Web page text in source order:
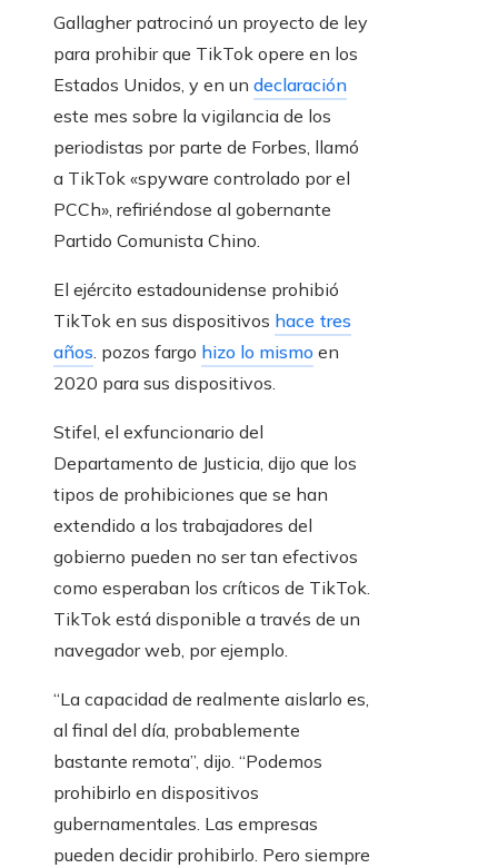
Gallagher patrocinó un proyecto de ley
para prohibir que TikTok opere en los
Estados Unidos, y en un declaración
este mes sobre la vigilancia de los
periodistas por parte de Forbes, llamó
a TikTok «spyware controlado por el
PCCh», refiriéndose al gobernante
Partido Comunista Chino.
El ejército estadounidense prohibió
TikTok en sus dispositivos hace tres
años. pozos fargo hizo lo mismo en
2020 para sus dispositivos.
Stifel, el exfuncionario del
Departamento de Justicia, dijo que los
tipos de prohibiciones que se han
extendido a los trabajadores del
gobierno pueden no ser tan efectivos
como esperaban los críticos de TikTok.
TikTok está disponible a través de un
navegador web, por ejemplo.
“La capacidad de realmente aislarlo es,
al final del día, probablemente
bastante remota”, dijo. “Podemos
prohibirlo en dispositivos
gubernamentales. Las empresas
pueden decidir prohibirlo. Pero siempre